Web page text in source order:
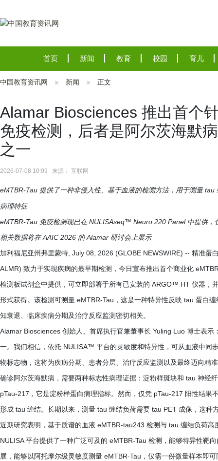
首页 新闻 教育 校园 育儿
中国教育资讯网 新闻 正文
Alamar Biosciences 推出首个
免疫检测，后者是阿尔茨海默
之一
2026-07-08 10:09 来源： 互联网
eMTBR-Tau 提供了一种非侵入性、基于血液的检测方法，用于测量
病理特征
eMTBR-Tau 免疫检测现已在 NULISAseq™ Neuro 220 Panel 中提供
相关数据将在 AAIC 2026 的 Alamar 研讨会上展示
加利福尼亚州弗里蒙特, July 08, 2026 (GLOBE NEWSWIRE) -- 精准
ALMR) 致力于实现疾病的最早期检测，今日宣布推出首个商业化
检测板试剂盒中提供，可立即部署于所有已安装的 ARGO™ HT 仪器，
形式获得。该检测可测量 eMTBR-Tau，这是一种特异性反映 tau 蛋白
知衰退、临床疾病分期及治疗反应监测密切相关。
Alamar Biosciences 创始人、首席执行官兼董事长 Yuling Luo 博士表
一。我们相信，依托 NULISA™ 平台的灵敏度和特异性，可从血液中同
物标志物，这将为疾病分期、患者分层、治疗反应监测以及最终迈向精
确诊阿尔茨海默病，需要两种标志性病理证据：淀粉样斑块和 tau 神经
pTau-217，它是淀粉样蛋白病理指标。然而，仅凭 pTau-217 阳性结
形成 tau 缠结。长期以来，测量 tau 缠结负荷需要 tau PET 成像，这种
近期研究表明，基于质谱的血液 eMTBR-tau243 检测与 tau 缠结负荷
NULISA 平台提供了一种广泛可及的 eMTBR-Tau 检测，能够特异性靶
展，能够以阿托摩尔级灵敏度测量 eMTBR-Tau，仅需一份微量样本即